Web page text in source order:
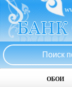
ОБОИ